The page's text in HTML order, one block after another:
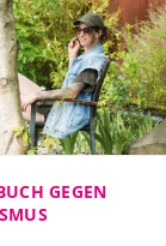
GEGEN